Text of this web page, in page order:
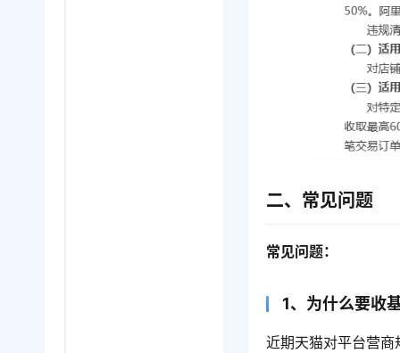
二、常见问题
常见问题：
1、为什么要收
近期天猫对平台营